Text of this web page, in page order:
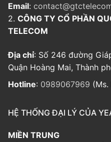
Email:
2. CÔNG TY CỔ PHẦN
TELECOM
Địa chỉ: Số 246 đường
Quận Hoàng Mai, Thành
Hotline: 0989067969 (Ms.
HỆ THỐNG ĐẠI LÝ CỦA
MIỀN TRUNG